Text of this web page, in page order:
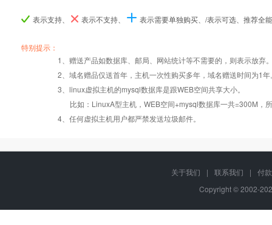
Linux Linux
版本:5.1/5.6
错误页面定义
数据定期备份
数据自助恢复
表示支持、 表示不支持、 表示需要单独购买、/表示可选、推荐全
特别提示：
1、赠送产品如数据库、邮局、网站统计等不需要的，则表示放弃
2、域名赠品仅送首年，主机一次性购买多年，域名赠送时间为1年
3、linux虚拟主机的mysql数据库是跟WEB空间共享大小。
比如：LinuxA型主机，WEB空间+mysql数据库一共=300M，
4、任何虚拟主机用户都严禁发送垃圾邮件。
关于我们 | 联系我们 |
付
Copyright © 2002-